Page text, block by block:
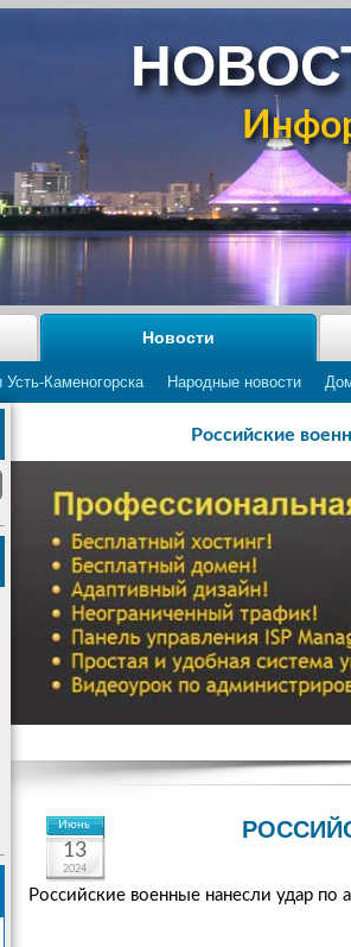
Новости
Усть-Каменогорска Народные новости
Российские
Июнь
13
2024
Российские военные нанесли удар